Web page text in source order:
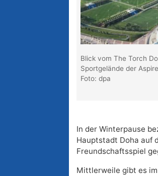
Blick vom The Torch
Sportgelände der
Foto: dpa
In der Winterpause
Hauptstadt Doha auf
Freundschaftsspiel
Mittlerweile gibt es